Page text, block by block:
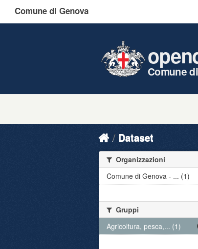
Comune di Genova
Comune
Dataset
Organizzazioni
Comune di Genova - ... (1)
Gruppi
Agricoltura, pesca,... (1)